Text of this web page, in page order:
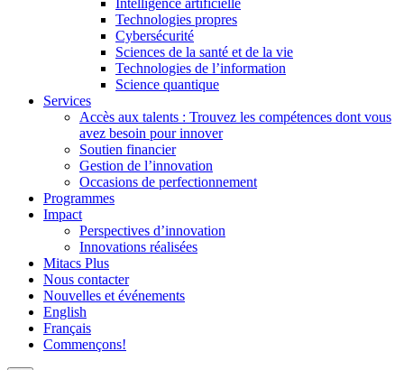
Intelligence artificielle
Technologies propres
Cybersécurité
Sciences de la santé et de la vie
Technologies de l’information
Science quantique
Services
Accès aux talents : Trouvez les compétences dont vous
avez besoin pour innover
Soutien financier
Gestion de l’innovation
Occasions de perfectionnement
Programmes
Impact
Perspectives d’innovation
Innovations réalisées
Mitacs Plus
Nous contacter
Nouvelles et événements
English
Français
Commençons!